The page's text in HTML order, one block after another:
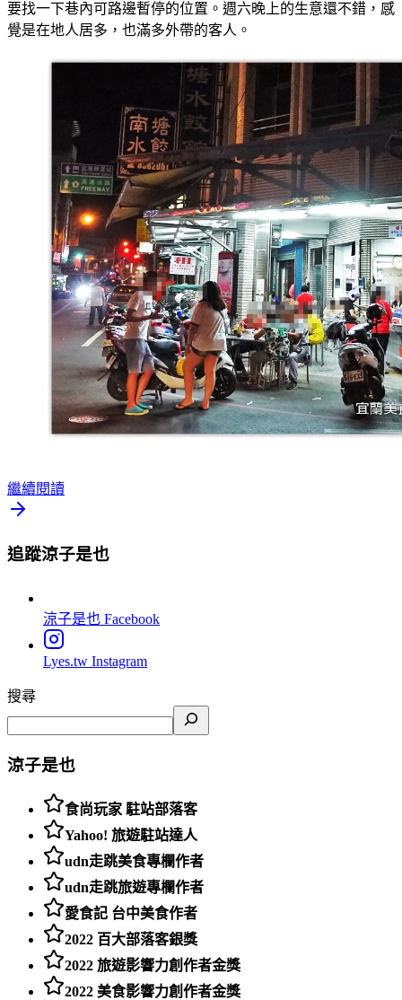
要找一下巷內可路邊暫停的位置。週六晚上的生意還不錯，感
覺是在地人居多，也滿多外帶的客人。
繼續閱讀
追蹤涼子是也
涼子是也 Facebook
Lyes.tw Instagram
搜尋
涼子是也
食尚玩家 駐站部落客
Yahoo! 旅遊駐站達人
udn走跳美食專欄作者
udn走跳旅遊專欄作者
愛食記 台中美食作者
2022 百大部落客銀獎
2022 旅遊影響力創作者金獎
2022 美食影響力創作者金獎